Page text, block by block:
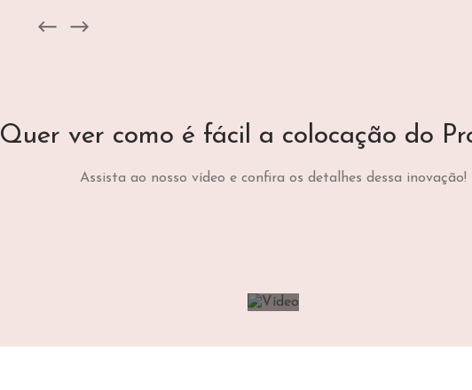
Quer ver como é fácil a colocação do
Assista ao nosso vídeo e confira os detalhes dessa inovação!